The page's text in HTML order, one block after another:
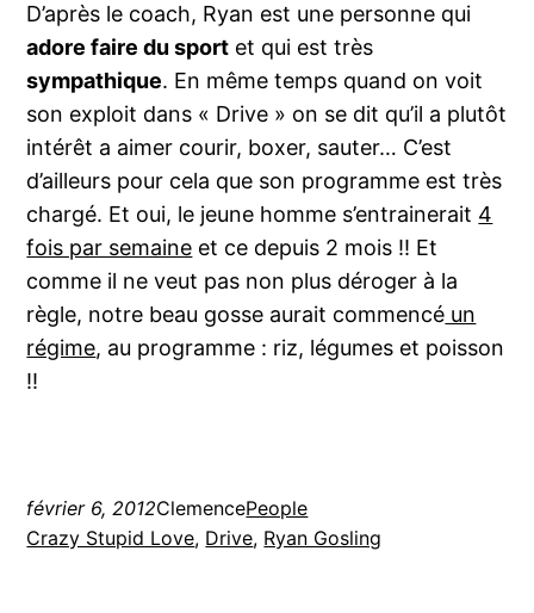
D’après le coach, Ryan est une personne qui
adore faire du sport et qui est très
sympathique. En même temps quand on voit
son exploit dans « Drive » on se dit qu’il a plutôt
intérêt a aimer courir, boxer, sauter… C’est
d’ailleurs pour cela que son programme est très
chargé. Et oui, le jeune homme s’entrainerait 4
fois par semaine et ce depuis 2 mois !! Et
comme il ne veut pas non plus déroger à la
règle, notre beau gosse aurait commencé un
régime, au programme : riz, légumes et poisson
!!
février 6, 2012ClemencePeople
Crazy Stupid Love, Drive, Ryan Gosling